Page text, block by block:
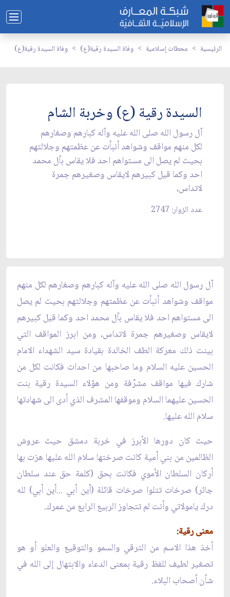
الرئيسية محطات إسلامية وفاة السيدة رقية(ع) وفاة السيدة رقية(ع)
السيدة رقية (ع) وخربة الشام
آل رسول الله صلى الله عليه وآله كبارهم وصغارهم
لكل منهم مواقف وشواهد أنبأت عن عظمتهم وجلالتهم
بحيث لم يصل الى مستواهم احد فلا يقاس بآل محمد
احد وكما قيل كبيرهم لايقاس وصغيرهم جمرة
لاتداس،
عدد الزوار: 2747
آل رسول الله صلى الله عليه وآله كبارهم وصغارهم لكل منهم
مواقف وشواهد أنبأت عن عظمتهم وجلالتهم بحيث لم يصل
الى مستواهم احد فلا يقاس بآل محمد احد وكما قيل كبيرهم
لايقاس وصغيرهم جمرة لاتداس، ومن ابرز المواقف التي
بينت ذلك معركة الطف الخالدة بقيادة سيد الشهداء الامام
الحسين عليه السلام وما صاحبها من احداث فكانت لكل من
شارك فيها مواقف مشرِّفة ومن هؤلاء السيدة رقية بنت
الحسين عليهما السلام وموقفها المشرف الذي أدى الى شهادتها
سلام الله عليها.
حيث كان دورها الأبرز في خربة دمشق حيث عروش
الظالمين من بني أمية كانت صرختها سلام الله عليها هزت بها
أركان السلطان الأموي فكانت بحق (كلمة حق عند سلطان
جائر) صرخات تتلوا صرخات قائلة (أين أبي ...أين أبي) لله
درك يامولاتي وأنت لم تتجاوز الربيع الرابع من عمرك.
معنى رقية:
أخذ هذا الاسم من الترقي والسمو والتوقيع والعلو أو هو
تصغير لطيف للفظ رقية بمعنى الدعاء والابتهال إلى الله في
شأن أصحاب البلاء.